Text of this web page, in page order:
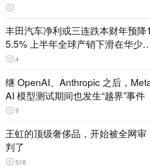
丰田汽车净利或三连跌本财年预降1
5.5% 上半年全球产销下滑在华少
14.3万辆
4
继 OpenAI、Anthropic 之后，
AI 模型测试期间也发生“越界”事件
9
王虹的顶级奢侈品，开始被全网审
判了
518